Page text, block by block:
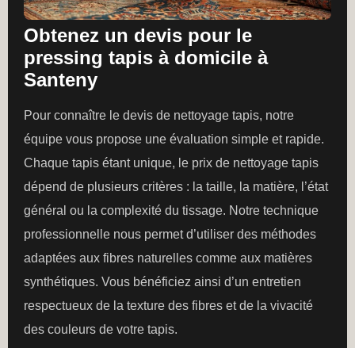
Obtenez un devis pour le
pressing tapis à domicile à
Santeny
Pour connaître le devis de nettoyage tapis, notre
équipe vous propose une évaluation simple et rapide.
Chaque tapis étant unique, le prix de nettoyage tapis
dépend de plusieurs critères : la taille, la matière, l’état
général ou la complexité du tissage. Notre technique
professionnelle nous permet d’utiliser des méthodes
adaptées aux fibres naturelles comme aux matières
synthétiques. Vous bénéficiez ainsi d’un entretien
respectueux de la texture des fibres et de la vivacité
des couleurs de votre tapis.